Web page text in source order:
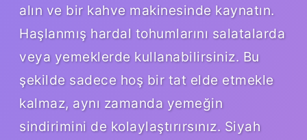
alın ve bir kahve makinesinde kaynatın.
Haşlanmış hardal tohumlarını salatalarda
veya yemeklerde kullanabilirsiniz. Bu
şekilde sadece hoş bir tat elde etmekle
kalmaz, aynı zamanda yemeğin
sindirimini de kolaylaştırırsınız. Siyah